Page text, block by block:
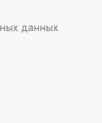
данных